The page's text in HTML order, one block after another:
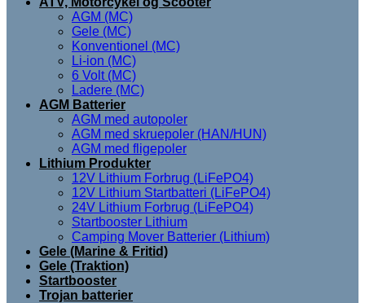
AGM (MC)
Gele (MC)
Konventionel (MC)
Li-ion (MC)
6 Volt (MC)
Ladere (MC)
AGM Batterier
AGM med autopoler
AGM med skruepoler (HAN/HUN)
AGM med fligepoler
Lithium Produkter
12V Lithium Forbrug (LiFePO4)
12V Lithium Startbatteri (LiFePO4)
24V Lithium Forbrug (LiFePO4)
Startbooster Lithium
Camping Mover Batterier (Lithium)
Gele (Marine & Fritid)
Gele (Traktion)
Startbooster
Trojan batterier